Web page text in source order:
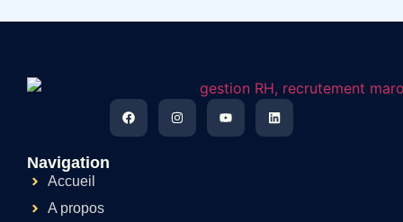
Navigation
Accueil
A propos